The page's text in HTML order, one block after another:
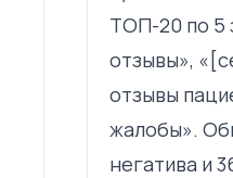
ТОП-20 по 5
отзывы»,
отзывы
жалобы».
негатива и